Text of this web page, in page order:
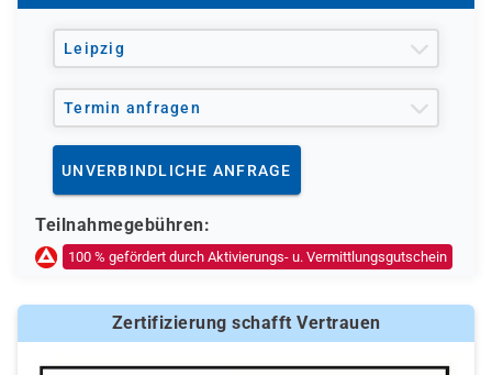
Leipzig
Termin anfragen
UNVERBINDLICHE ANFRAGE
Teilnahmegebühren:
100 % gefördert durch Aktivierungs- u. Vermittlungsgutschein
Zertifizierung schafft Vertrauen